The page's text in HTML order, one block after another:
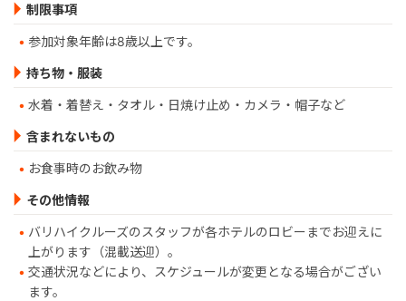
制限事項
参加対象年齢は8歳以上です。
持ち物・服装
水着・着替え・タオル・日焼け止め・カメラ・帽子など
含まれないもの
お食事時のお飲み物
その他情報
バリハイクルーズのスタッフが各ホテルのロビーまでお迎えに
上がります（混載送迎）。
交通状況などにより、スケジュールが変更となる場合がござい
ます。